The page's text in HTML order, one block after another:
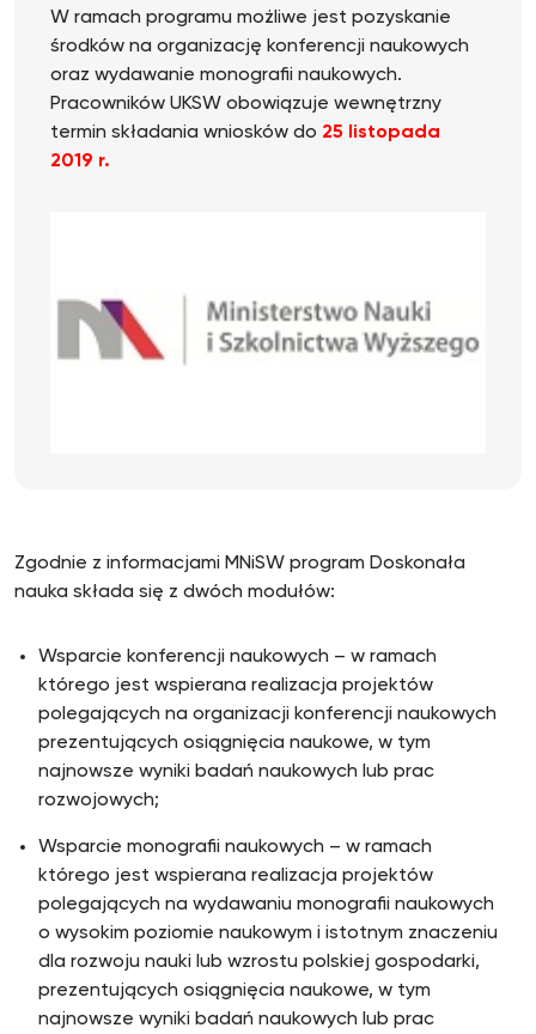
W ramach programu możliwe jest pozyskanie
środków na organizację konferencji naukowych
oraz wydawanie monografii naukowych.
Pracowników UKSW obowiązuje wewnętrzny
termin składania wniosków do 25 listopada
2019 r.
Zgodnie z informacjami MNiSW program Doskonała
nauka składa się z dwóch modułów:
Wsparcie konferencji naukowych – w ramach
którego jest wspierana realizacja projektów
polegających na organizacji konferencji naukowych
prezentujących osiągnięcia naukowe, w tym
najnowsze wyniki badań naukowych lub prac
rozwojowych;
Wsparcie monografii naukowych – w ramach
którego jest wspierana realizacja projektów
polegających na wydawaniu monografii naukowych
o wysokim poziomie naukowym i istotnym znaczeniu
dla rozwoju nauki lub wzrostu polskiej gospodarki,
prezentujących osiągnięcia naukowe, w tym
najnowsze wyniki badań naukowych lub prac